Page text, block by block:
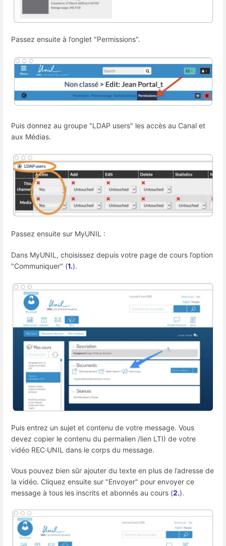
Passez ensuite à l’onglet "Permissions".
Puis donnez au groupe "LDAP users" les accès au Canal et
aux Médias.
Passez ensuite sur MyUNIL :
Dans MyUNIL, choisissez depuis votre page de cours l’option
"Communiquer" (1.).
Puis entrez un sujet et contenu de votre message. Vous
devez copier le contenu du permalien /lien LTI) de votre
vidéo REC·UNIL dans le corps du message.
Vous pouvez bien sûr ajouter du texte en plus de l’adresse de
la vidéo. Cliquez ensuite sur "Envoyer" pour envoyer ce
message à tous les inscrits et abonnés au cours (2.).